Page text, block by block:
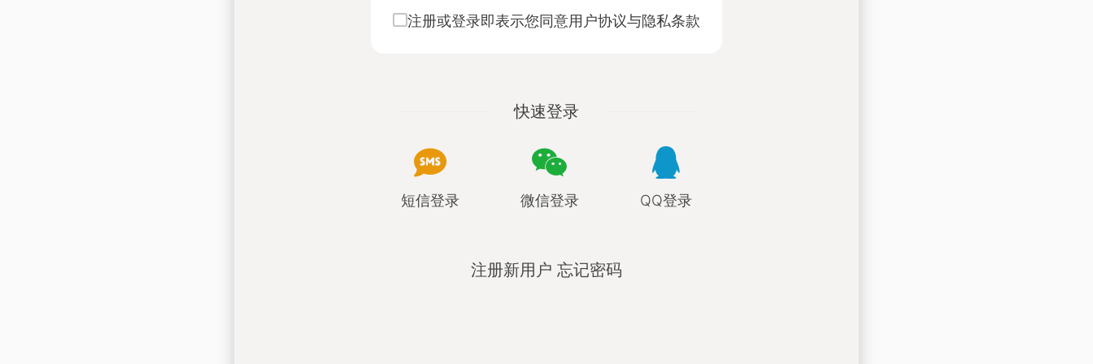
注册或登录即表示您同意用户协议与隐私条款
快速登录
短信登录 微信登录 QQ登录
注册新用户 忘记密码